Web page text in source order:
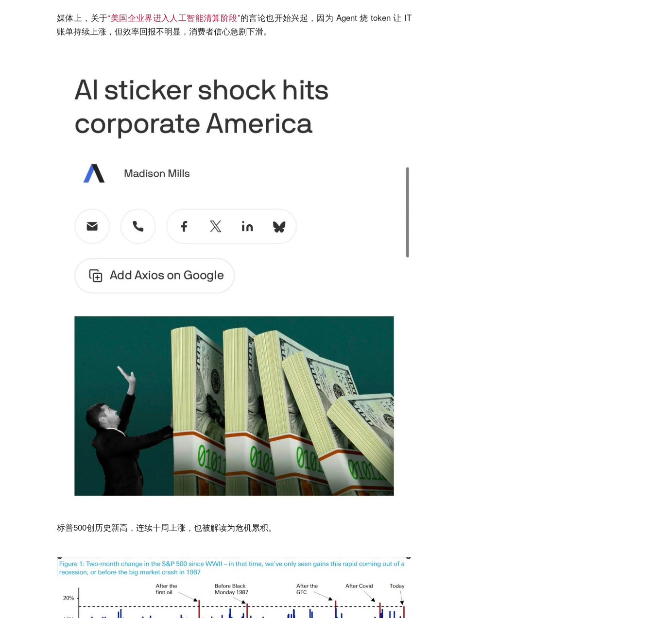
媒体上，关于“美国企业界进入人工智能清算阶段”的言论也开始兴起，因为 Agent 烧 token 让 IT
账单持续上涨，但效率回报不明显，消费者信心急剧下滑。
标普500创历史新高，连续十周上涨，也被解读为危机累积。